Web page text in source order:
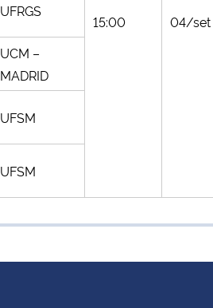
15:00 04/set
UFRGS
UCM –
MADRID
UFSM
UFSM